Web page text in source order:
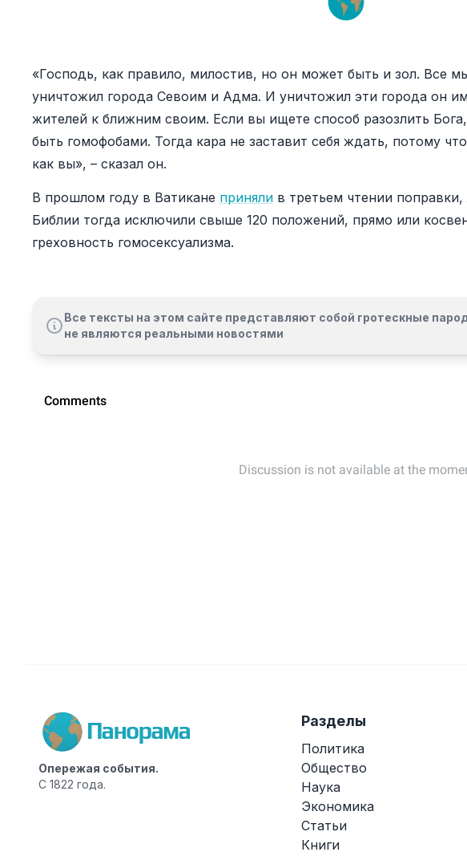
«Господь, как правило, милостив, но он может быть и зол. Все
уничтожил города Севоим и Адма. И уничтожил эти города он
жителей к ближним своим. Если вы ищете способ разозлить
быть гомофобами. Тогда кара не заставит себя ждать, потому
как вы», – сказал он.
В прошлом году в Ватикане приняли в третьем чтении
Библии тогда исключили свыше 120 положений, прямо или
греховность гомосексуализма.
Все тексты на этом сайте представляют собой гротескные
не являются реальными новостями
Опережая события.
С 1822 года.
Разделы
Политика
Общество
Наука
Экономика
Статьи
Книги